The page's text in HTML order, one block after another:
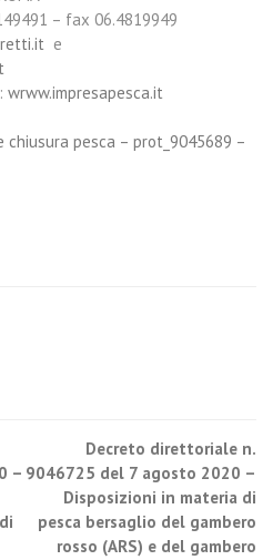
– fax 06.4819949
e
wrww.impresapesca.it
chiusura pesca – prot_9045689 –
–
Decreto direttoriale n.
9046725 del 7 agosto 2020 –
Disposizioni in materia di
pesca bersaglio del gambero
rosso (ARS) e del gambero